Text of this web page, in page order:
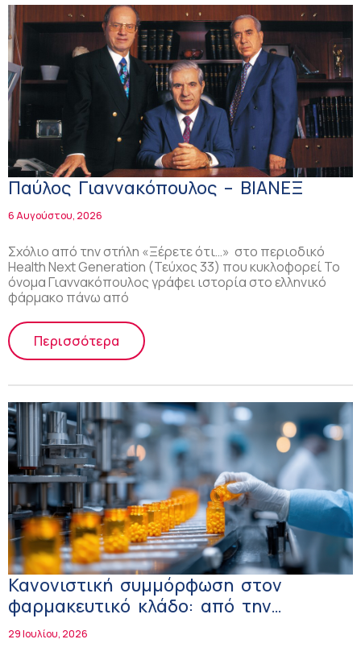
Παύλος Γιαννακόπουλος – ΒΙΑΝΕΞ
6 Αυγούστου, 2026
Σχόλιο από την στήλη «Ξέρετε ότι…» στο περιοδικό
Health Next Generation (Τεύχος 33) που κυκλοφορεί Το
όνομα Γιαννακόπουλος γράφει ιστορία στο ελληνικό
φάρμακο πάνω από
Περισσότερα
Κανονιστική συμμόρφωση στον
φαρμακευτικό κλάδο: από την
υποχρέωση στην επιχειρησιακή αξία
29 Ιουλίου, 2026